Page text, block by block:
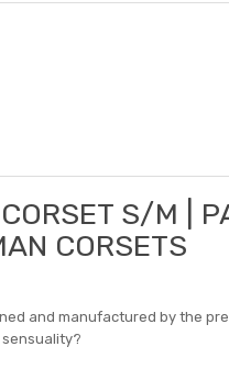
S/M |
CORSETS
and manufactured by the